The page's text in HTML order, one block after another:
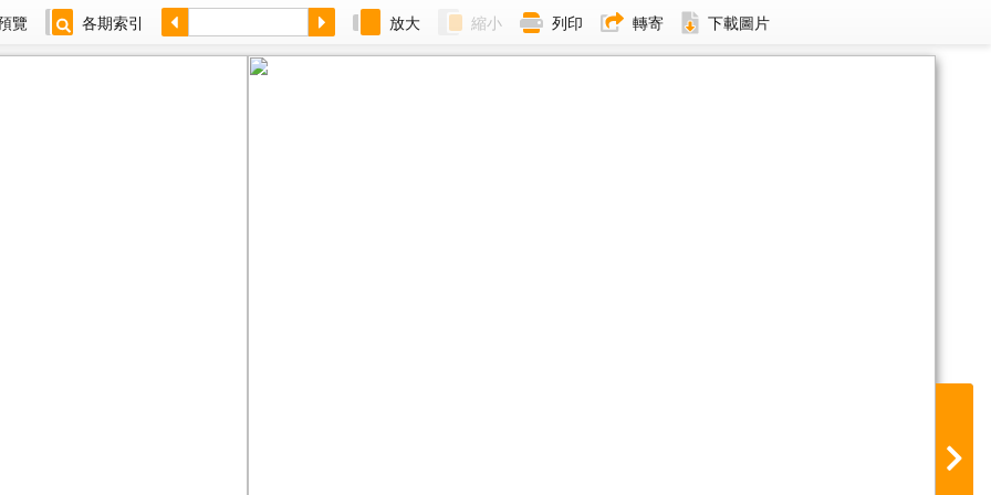
覽 各期索引 放大 縮小 列印 轉寄 下載圖片